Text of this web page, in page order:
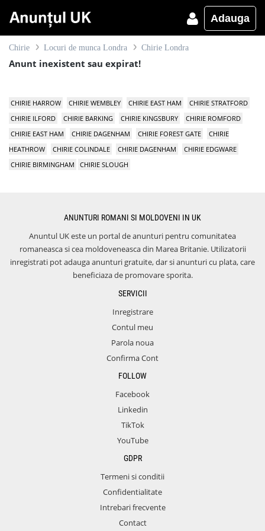
Adauga
Chirie Locuri de munca Londra Chirie Londra
Anunt inexistent sau expirat!
CHIRIE HARROW CHIRIE WEMBLEY CHIRIE EAST HAM
CHIRIE STRATFORD
CHIRIE ILFORD
CHIRIE BARKING CHIRIE KINGSBURY
CHIRIE ROMFORD
CHIRIE EAST HAM
CHIRIE DAGENHAM CHIRIE FOREST GATE
CHIRIE
HEATHROW
CHIRIE COLINDALE CHIRIE DAGENHAM
CHIRIE EDGWARE
CHIRIE BIRMINGHAM
CHIRIE SLOUGH
ANUNTURI ROMANI SI MOLDOVENI IN UK
Anuntul UK este un portal de anunturi pentru comunitatea
romaneasca si cea moldoveneasca din Marea Britanie. Utilizatorii
inregistrati pot adauga anunturi gratuite, dar si anunturi cu plata, care
beneficiaza de promovare sporita.
SERVICII
Inregistrare
Contul meu
Parola noua
Confirma Cont
FOLLOW
Facebook
Linkedin
TikTok
YouTube
GDPR
Termeni si conditii
Confidentialitate
Intrebari frecvente
Contact